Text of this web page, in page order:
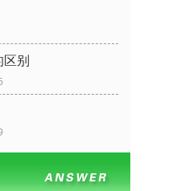
区别